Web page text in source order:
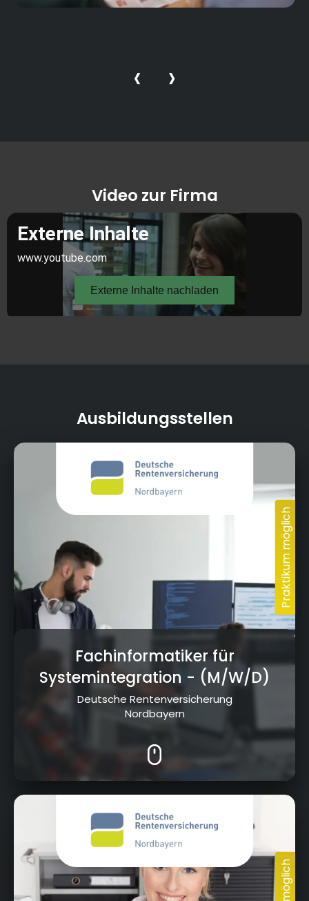
‹ ›
Video zur Firma
Ausbildungsstellen
Wittelsbacherring 11, 95444 Bayreuth
Fachinformatiker für
Systemintegration - (M/W/D)
Deutsche Rentenversicherung
Nordbayern
Wittelsbacherring 11, 95444 Bayreuth